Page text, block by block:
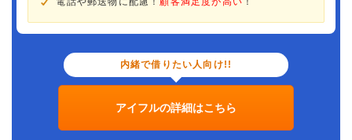
内緒で借りたい人向け!!
アイフルの詳細はこちら